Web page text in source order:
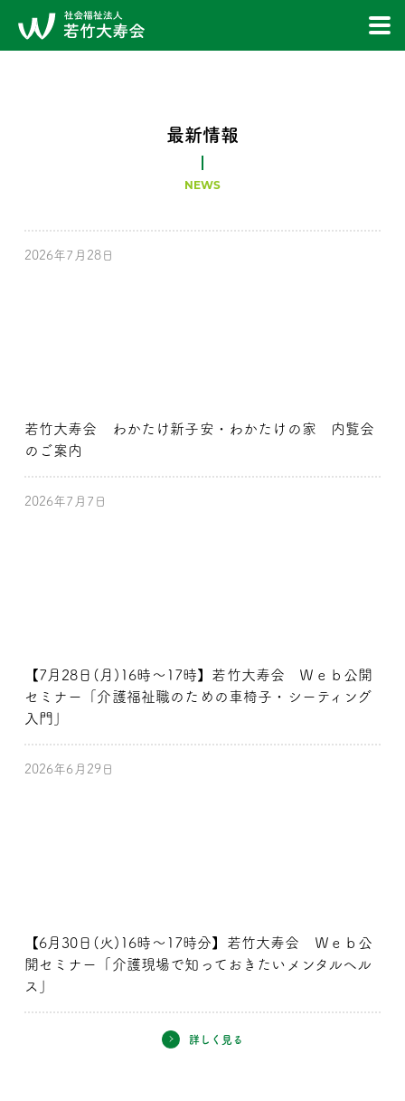
最新情報
NEWS
2026年7月28日
若竹大寿会 わかたけ新子安・わかたけの家 内覧会
のご案内
2026年7月7日
【7月28日(月)16時～17時】若竹大寿会 Ｗｅｂ公開
セミナー「介護福祉職のための車椅子・シーティング
入門」
2026年6月29日
【6月30日(火)16時～17時分】若竹大寿会 Ｗｅｂ公
開セミナー「介護現場で知っておきたいメンタルヘル
ス」
詳しく見る